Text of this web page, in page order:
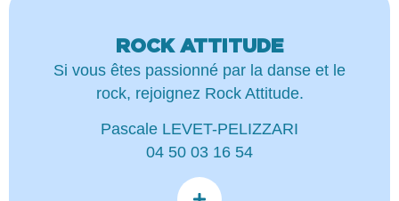
ROCK ATTITUDE
Si vous êtes passionné par la danse et le
rock, rejoignez Rock Attitude.
Pascale LEVET-PELIZZARI
04 50 03 16 54